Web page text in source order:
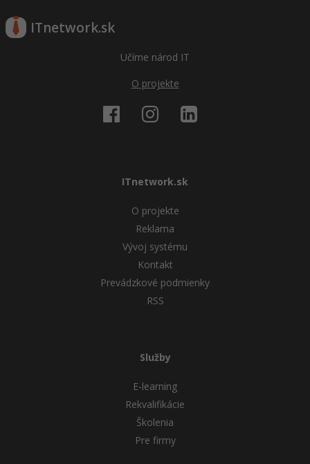
ITnetwork.sk
Učíme národ IT
O projekte
ITnetwork.sk
O projekte
Reklama
Vývoj systému
Kontakt
Prevádzkové podmienky
RSS
Služby
E-learning
Rekvalifikácie
Školenia
Pre firmy